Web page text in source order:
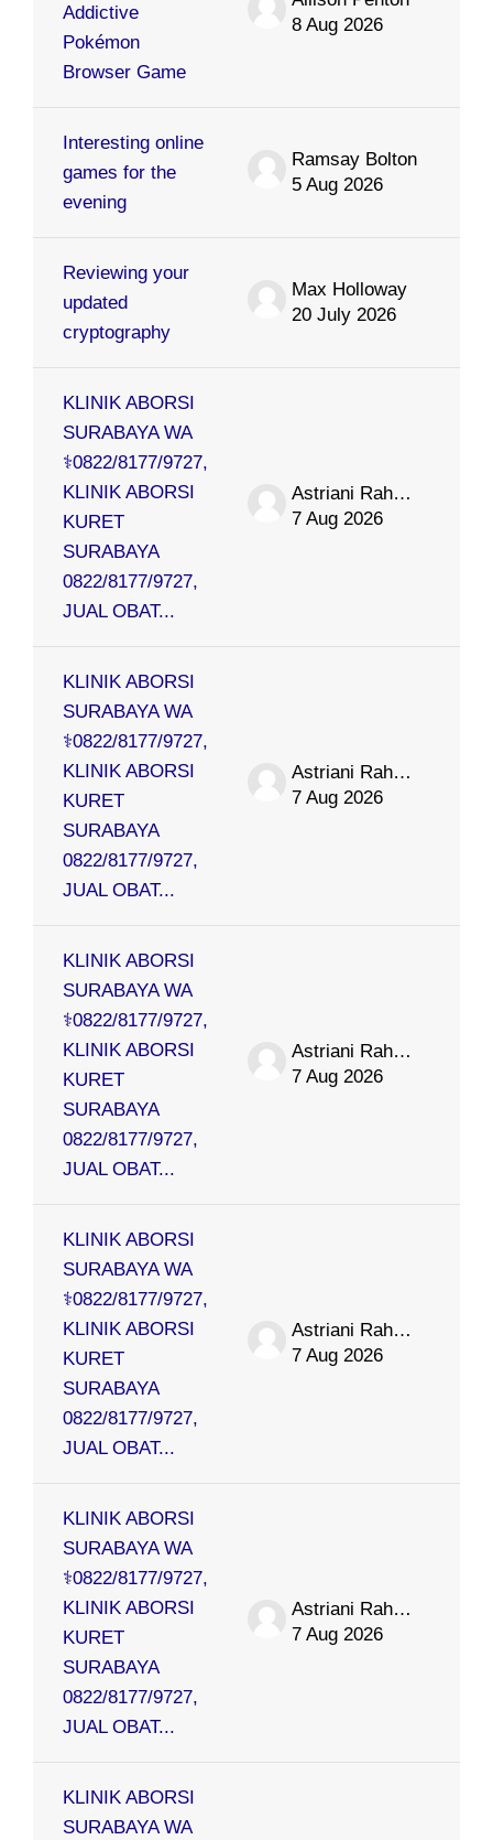
Addictive
Pokémon
Browser Game
8 Aug 2026
Interesting online
games for the
evening
Ramsay Bolton
5 Aug 2026
Reviewing your
updated
cryptography
Max Holloway
20 July 2026
KLINIK ABORSI
SURABAYA WA
⚕0822/8177/9727,
KLINIK ABORSI
KURET
SURABAYA
0822/8177/9727,
JUAL OBAT...
Astriani Rahmat
7 Aug 2026
KLINIK ABORSI
SURABAYA WA
⚕0822/8177/9727,
KLINIK ABORSI
KURET
SURABAYA
0822/8177/9727,
JUAL OBAT...
Astriani Rahmat
7 Aug 2026
KLINIK ABORSI
SURABAYA WA
⚕0822/8177/9727,
KLINIK ABORSI
KURET
SURABAYA
0822/8177/9727,
JUAL OBAT...
Astriani Rahmat
7 Aug 2026
KLINIK ABORSI
SURABAYA WA
⚕0822/8177/9727,
KLINIK ABORSI
KURET
SURABAYA
0822/8177/9727,
JUAL OBAT...
Astriani Rahmat
7 Aug 2026
KLINIK ABORSI
SURABAYA WA
⚕0822/8177/9727,
KLINIK ABORSI
KURET
SURABAYA
0822/8177/9727,
JUAL OBAT...
Astriani Rahmat
7 Aug 2026
KLINIK ABORSI
SURABAYA WA